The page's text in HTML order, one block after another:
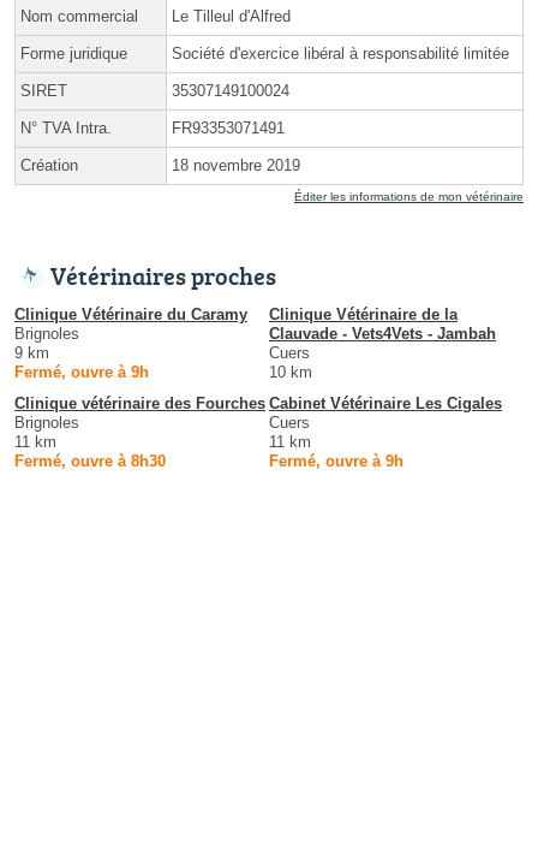
Nom commercial Le Tilleul d'Alfred
Forme juridique Société d'exercice libéral à responsabilité limitée
SIRET 35307149100024
N° TVA Intra. FR93353071491
Création 18 novembre 2019
Éditer les informations de mon vétérinaire
Vétérinaires proches
Clinique Vétérinaire du Caramy
Brignoles
9 km
Fermé, ouvre à 9h
Clinique Vétérinaire de la
Clauvade - Vets4Vets - Jambah
Cuers
10 km
Clinique vétérinaire des Fourches
Brignoles
11 km
Fermé, ouvre à 8h30
Cabinet Vétérinaire Les Cigales
Cuers
11 km
Fermé, ouvre à 9h